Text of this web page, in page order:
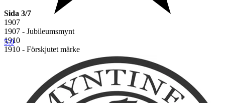
Sida 3/7
1907
1907 - Jubileumsmynt
1910
1910 - Förskjutet märke
1921 - Jubileumsmynt
5.0